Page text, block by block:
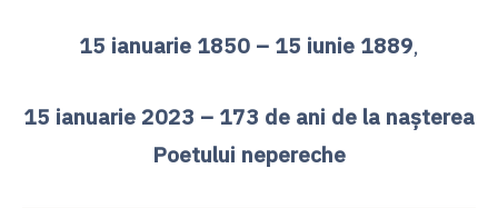
15 ianuarie 1850 – 15 iunie 1889,
15 ianuarie 2023 – 173 de ani de la naşterea
Poetului nepereche